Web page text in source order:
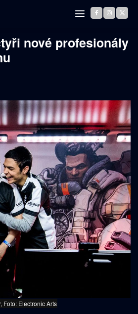
nové profesionály
Foto: Electronic Arts